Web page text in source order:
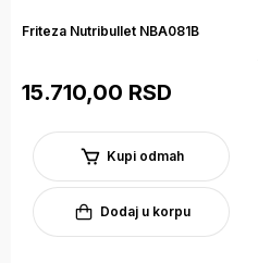
Friteza Nutribullet NBA081B
15.710,00 RSD
Kupi odmah
Dodaj u korpu